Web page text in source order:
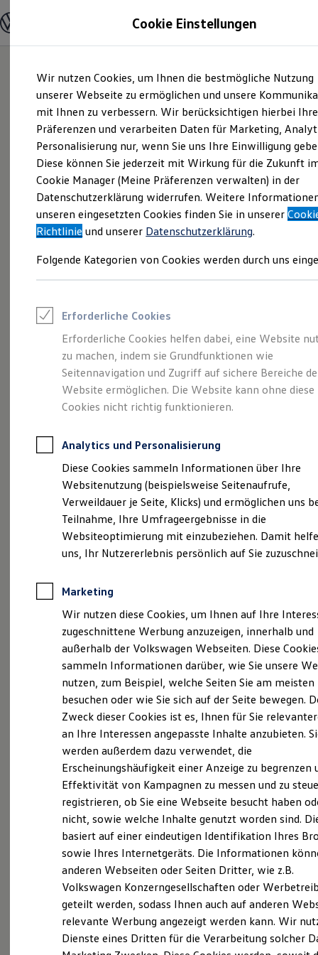
Hauptinhalt
springen
Footer
springen
Modelle und Konfigurator
Modelle vergleichen
Elektroautos
ENERGY Sondermodelle
Nutzfahrzeuge
SUV und CUV
Familienautos
Kombis
Kompaktwagen
Sportwagen
Schnell verfügbare Fahrzeuge
Angebote und Produkte
Aktuelle Angebote
E-Auto-Förderung
Volkswagen Marktplatz
Junge Gebrauchtwagen und Gebrauchtwagen
Saisonangebote
Leasing
Leasing-Angebote
Gebrauchtwagen Leasing
Junge Gebrauchtwagen-Leasing
Elektroauto Leasing
Kleinwagen-Leasing
Leasing ohne Anzahlung
Autokredit mit Schlussrate
Versicherungen und Garantien
Kfz-Versicherung
Restschuldversicherungen
Garantien
Wartungsverträge
Geschäftskunden
Professional Class bei Volkswagen
Großkunden
Behörden
Anpfiff zum Gewinn
Elektroautos
ID. Tutorials
Elektrofahrzeugkonzepte
Reichweite
Reichweite der ID. Modelle
Reichweite im Winter
Laden
Laden unterwegs
Laden Zuhause
Ladezeitensimulator
Batterie
Sicherheit
Garantie und Lebensdauer
Nachhaltigkeit
Technologie
Kosten und Kauf
Verbrauchskosten
Kaufoptionen
E-Auto-Förderung
Software und Konnektivität
Die ID. Software 6
ID. Software Versionen und Updates
Digitale Extras
Schnittstellen zu Ihrem ID.
Volkswagen Economy
Service Rabattaktion
(Impressum & Rechtliches)
Was ist der Economy Service
und wer kann ihn nutzen?
Ältere Volkswagen haben einen anderen
Servicebedarf als neue Fahrzeuge. Der Economy
Service ist speziell für Volkswagen Modelle
entwickelt worden, die älter als vier Jahre sind. Er
bietet Ihnen ein vielfältiges Leistungsspektrum mit
zeitwertgerechtem Service und hoher
Ersatzteilqualität. Die Leistungen sind durch
Fachwissen, Volkswagen Teile und langjährige
Erfahrung genau auf Ihr Fahrzeug abgestimmt und
decken nahezu alle Services ab. Die Preise sind
speziell auf das Alter Ihres Fahrzeugs ausgelegt. Bei
der Durchführung der im Serviceplan
vorgeschriebenen Leistungen wird auch die LongLife
Cookie Einstellungen
Wir nutzen Cookies, um Ihnen die bestmögliche Nutzung
unserer Webseite zu ermöglichen und unsere
mit Ihnen zu verbessern. Wir berücksichtigen hierbei Ihre
Präferenzen und verarbeiten Daten für Marketing,
Personalisierung nur, wenn Sie uns Ihre Einwilligung
Diese können Sie jederzeit mit Wirkung für die Zukunft
Cookie Manager (Meine Präferenzen verwalten) in der
Datenschutzerklärung widerrufen. Weitere
unseren eingesetzten Cookies finden Sie in unserer
Richtlinie und unserer Datenschutzerklärung.
Folgende Kategorien von Cookies werden durch uns
Erforderliche Cookies
Erforderliche Cookies helfen dabei, eine Website
zu machen, indem sie Grundfunktionen wie
Seitennavigation und Zugriff auf sichere Bereiche
Website ermöglichen. Die Website kann ohne diese
Cookies nicht richtig funktionieren.
Analytics und Personalisierung
Diese Cookies sammeln Informationen über Ihre
Websitenutzung (beispielsweise Seitenaufrufe,
Verweildauer je Seite, Klicks) und ermöglichen uns
Teilnahme, Ihre Umfrageergebnisse in die
Websiteoptimierung mit einzubeziehen. Damit
uns, Ihr Nutzererlebnis persönlich auf Sie
Marketing
Wir nutzen diese Cookies, um Ihnen auf Ihre
zugeschnittene Werbung anzuzeigen, innerhalb und
außerhalb der Volkswagen Webseiten. Diese
sammeln Informationen darüber, wie Sie unsere
nutzen, zum Beispiel, welche Seiten Sie am meisten
besuchen oder wie Sie sich auf der Seite bewegen.
Zweck dieser Cookies ist es, Ihnen für Sie
an Ihre Interessen angepasste Inhalte anzubieten.
werden außerdem dazu verwendet, die
Erscheinungshäufigkeit einer Anzeige zu begrenzen
Effektivität von Kampagnen zu messen und zu
registrieren, ob Sie eine Webseite besucht haben
nicht, sowie welche Inhalte genutzt worden sind.
basiert auf einer eindeutigen Identifikation Ihres
sowie Ihres Internetgeräts. Die Informationen
anderen Webseiten oder Seiten Dritter, wie z.B.
Volkswagen Konzerngesellschaften oder
geteilt werden, sodass Ihnen auch auf anderen
relevante Werbung angezeigt werden kann. Wir
Dienste eines Dritten für die Verarbeitung solcher